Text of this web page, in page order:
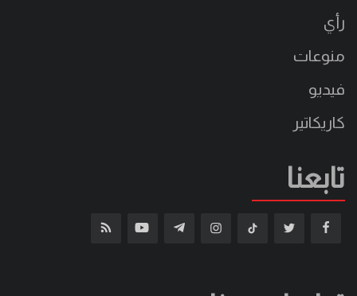
رأي
منوعات
فيديو
كاريكاتير
تابعنا